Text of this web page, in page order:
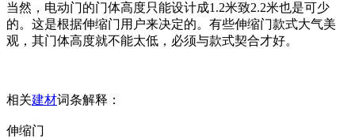
当然，电动门的门体高度只能设计成1.2米致2.2米也是可少
的。这是根据伸缩门用户来决定的。有些伸缩门款式大气美
观，其门体高度就不能太低，必须与款式契合才好。
相关建材词条解释：
伸缩门